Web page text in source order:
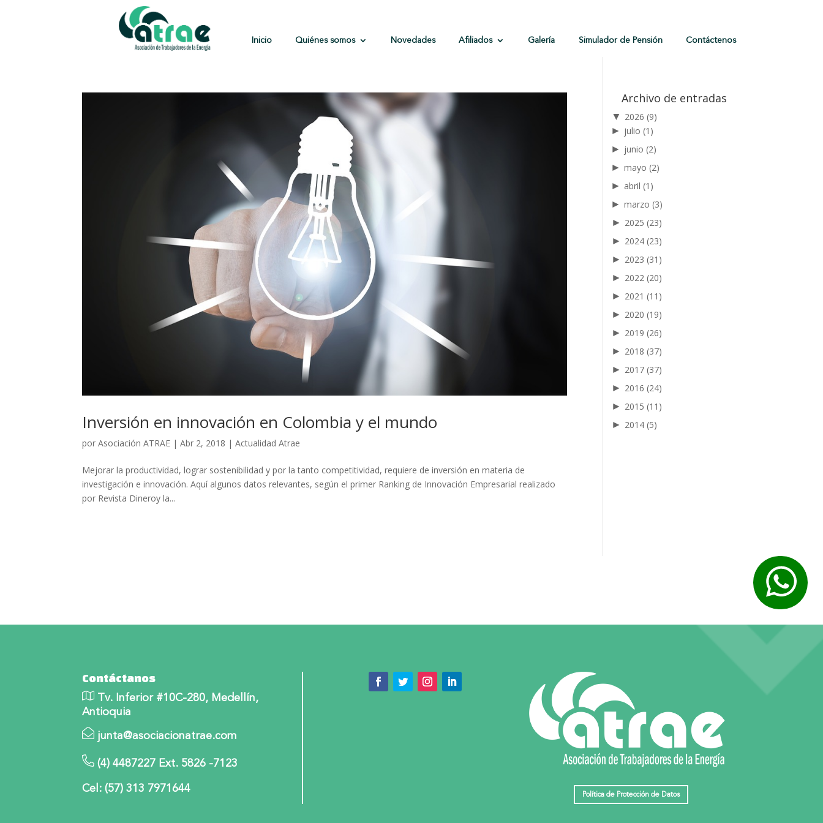
Inicio Quiénes somos Novedades Afiliados Galería Simulador de Pensión Contáctenos
Inversión en innovación en Colombia y el mundo
porAsociación ATRAE |Abr 2, 2018 |Actualidad Atrae
Mejorar la productividad, lograr sostenibilidad y por la tanto competitividad, requiere de inversión en materia de
investigación e innovación. Aquí algunos datos relevantes, según el primer Ranking de Innovación Empresarial realizado
por Revista Dineroy la...
Archivo de entradas
▼ 2026 (9)
► julio (1)
► junio (2)
► mayo (2)
► abril (1)
► marzo (3)
► 2025 (23)
► 2024 (23)
► 2023 (31)
► 2022 (20)
► 2021 (11)
► 2020 (19)
► 2019 (26)
► 2018 (37)
► 2017 (37)
► 2016 (24)
► 2015 (11)
► 2014 (5)
Contáctanos
Tv. Inferior #10C-280, Medellín,
Antioquia
junta@asociacionatrae.com
(4) 4487227 Ext. 5826 -7123
Cel: (57) 313 7971644
Política de Protección de Datos